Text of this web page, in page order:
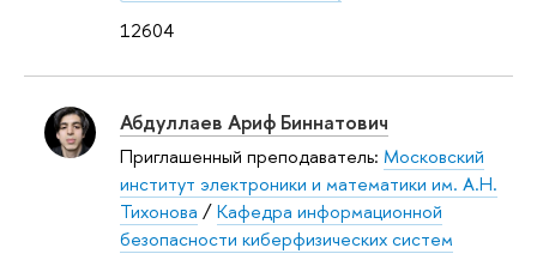
12604
Абдуллаев Ариф Биннатович
Приглашенный преподаватель: Московский
институт электроники и математики им. А.Н.
Тихонова /Кафедра информационной
безопасности киберфизических систем